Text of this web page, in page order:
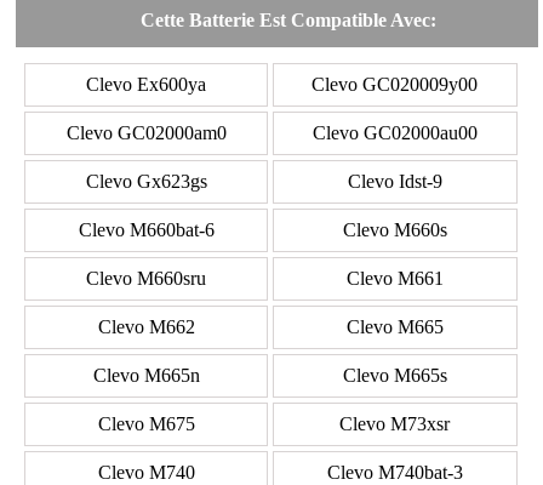
Cette Batterie Est Compatible Avec:
Clevo Ex600ya Clevo GC020009y00
Clevo GC02000am0 Clevo GC02000au00
Clevo Gx623gs Clevo Idst-9
Clevo M660bat-6 Clevo M660s
Clevo M660sru Clevo M661
Clevo M662 Clevo M665
Clevo M665n Clevo M665s
Clevo M675 Clevo M73xsr
Clevo M740 Clevo M740bat-3